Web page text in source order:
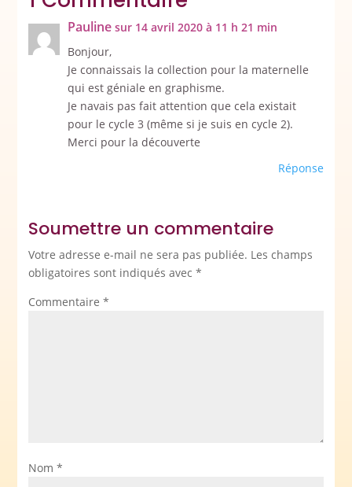
Pauline sur 14 avril 2020 à 11 h 21 min
Bonjour,
Je connaissais la collection pour la maternelle
qui est géniale en graphisme.
Je navais pas fait attention que cela existait
pour le cycle 3 (même si je suis en cycle 2).
Merci pour la découverte
Réponse
Soumettre un commentaire
Votre adresse e-mail ne sera pas publiée. Les champs
obligatoires sont indiqués avec *
Commentaire *
Nom *